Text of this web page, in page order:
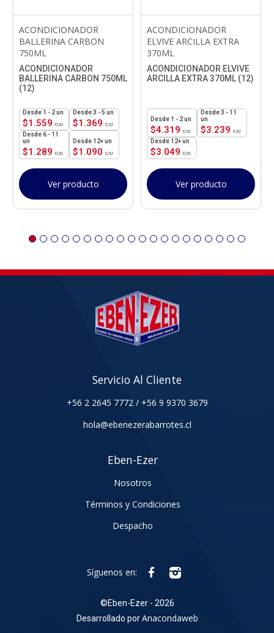
ACONDICIONADOR
BALLERINA CARBON
750ML
ACONDICIONADOR
BALLERINA CARBON 750ML
(12)
$1.559
1 - 2un
$1.369
3 - 5 un
$1.289
6 - 11
un
$1.090
12+ un
Ver producto
ACONDICIONADOR
ELVIVE ARCILLA EXTRA
370ML
ACONDICIONADOR ELVIVE
ARCILLA EXTRA 370ML (12)
$4.319
1 - 2un
$3.239
3 - 11
un
$3.049
12+ un
Ver producto
Servicio Al Cliente
+56 2 2645 7772 / +56 9 9370 3679
hola@ebenezerabarrotes.cl
Eben-Ezer
Nosotros
Términos y Condiciones
Despacho
Síguenos en:
©Eben-Ezer - 2026
Desarrollado porAnacondaweb